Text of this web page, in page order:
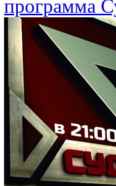
программа